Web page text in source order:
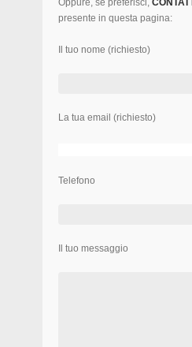
Oppure, se preferisci,
presente in questa pagina:
Il tuo nome (richiesto)
La tua email (richiesto)
Telefono
Il tuo messaggio